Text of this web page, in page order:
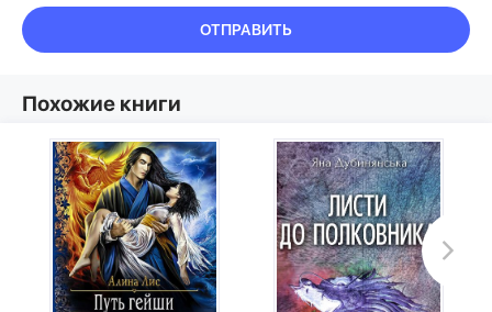
ОТПРАВИТЬ
Похожие книги